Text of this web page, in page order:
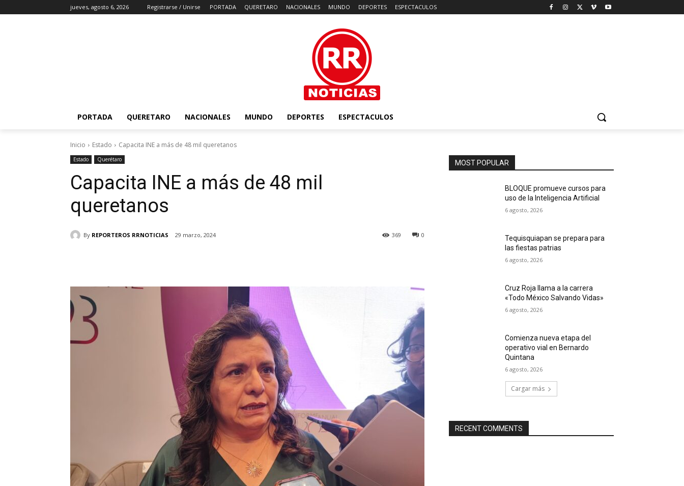
jueves, agosto 6, 2026 Registrarse / Unirse PORTADA QUERETARO NACIONALES MUNDO DEPORTES ESPECTACULOS
PORTADA QUERETARO NACIONALES MUNDO DEPORTES ESPECTACULOS
Inicio Estado Capacita INE a más de 48 mil queretanos
Estado Querétaro
Capacita INE a más de 48 mil
queretanos
By REPORTEROS RRNOTICIAS 29 marzo, 2024 0
369
MOST POPULAR
BLOQUE promueve cursos para
uso de la Inteligencia Artificial
6 agosto, 2026
Tequisquiapan se prepara para
las fiestas patrias
6 agosto, 2026
Cruz Roja llama a la carrera
«Todo México Salvando Vidas»
6 agosto, 2026
Comienza nueva etapa del
operativo vial en Bernardo
Quintana
6 agosto, 2026
Cargar más
RECENT COMMENTS